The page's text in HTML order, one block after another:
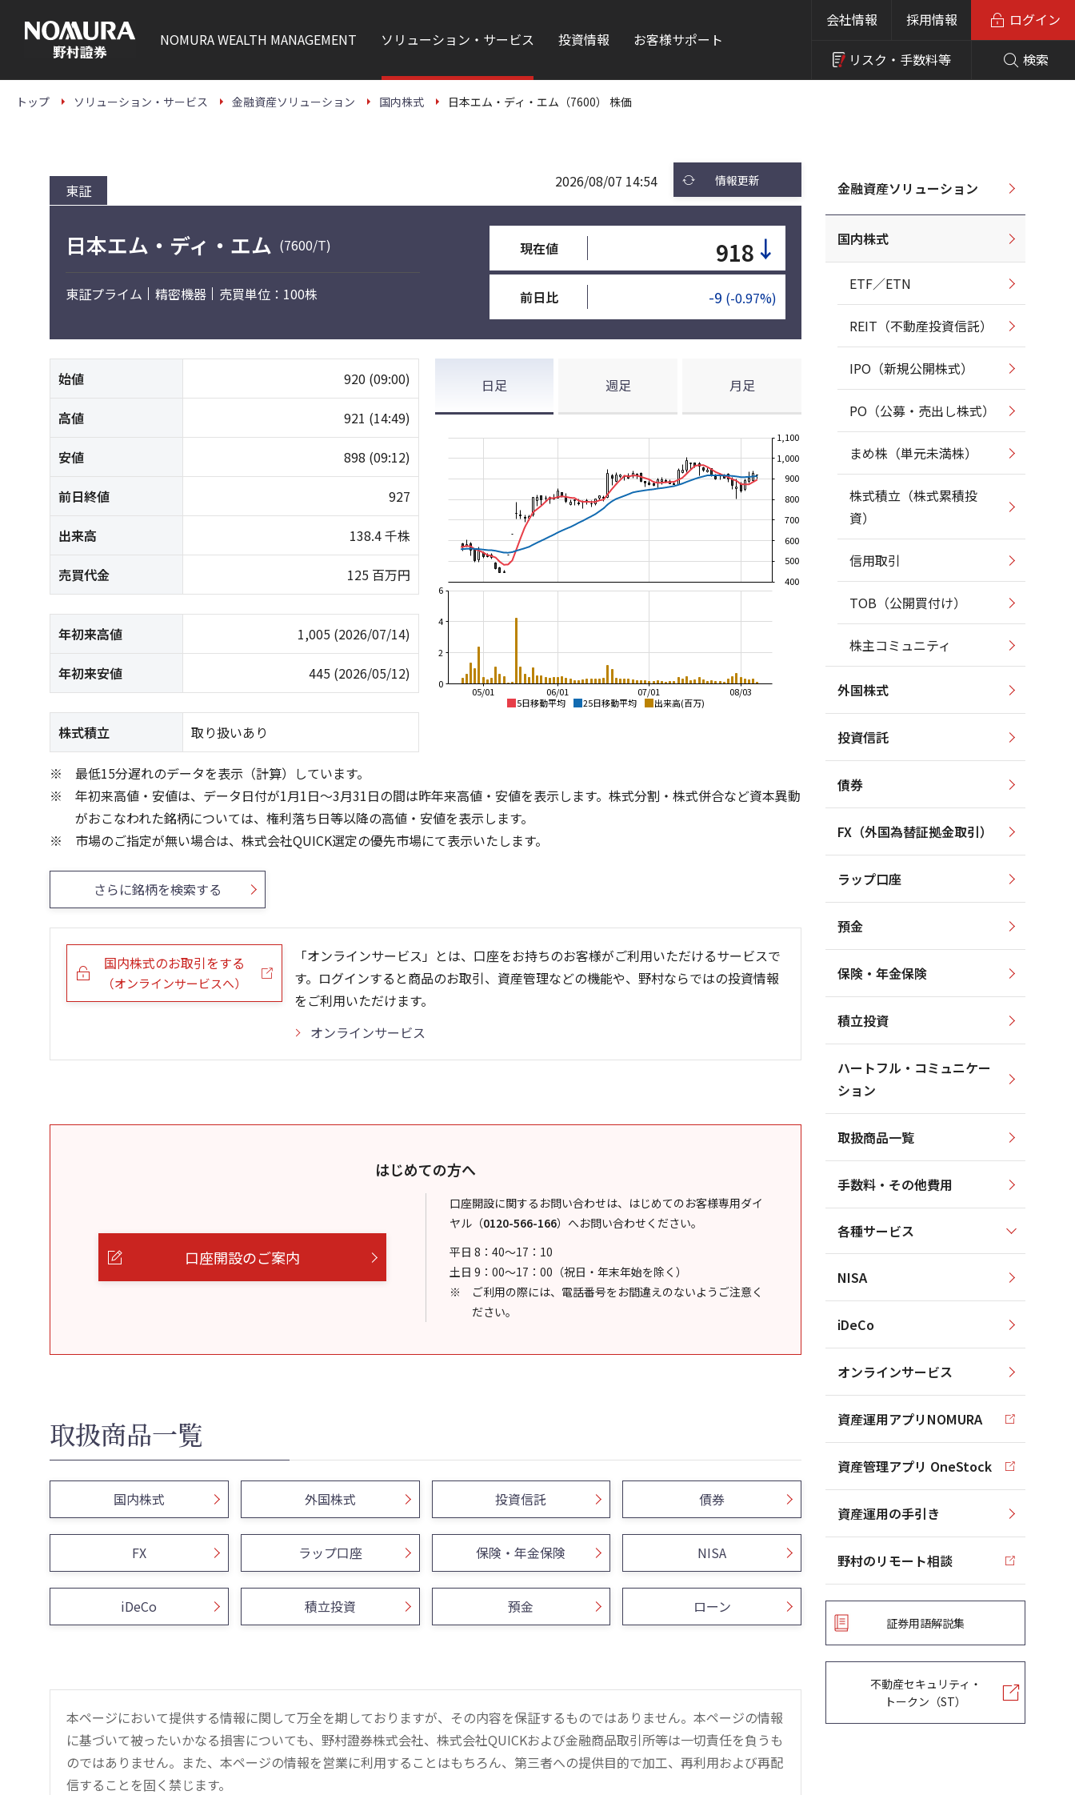
本
NOMURAWEALTH MANAGEMENT ソリューション・サービス 投資情報 お客様サポート
会社情報 採用情報
リスク・ 手数料等 検索
ログイン
トップ ソリューション・サービス 金融資産ソリューション 国内株式 日本エム・ディ・エム（7600） 株価
東証 2026/08/07 14:54 情報更新
日本エム・ディ・エム (7600/T)
東証プライム 精密機器 売買単位：100株
現在値 918 ↓
前日比 -9 (-0.97%)
始値 920 (09:00)
高値 921 (14:49)
安値 898 (09:12)
前日終値 927
出来高 138.4 千株
売買代金 125 百万円
年初来高値 1,005 (2026/07/14)
年初来安値 445 (2026/05/12)
株式積立 取り扱いあり
日足 週足 月足
5日移動平均 25日移動平均 出来高(百万)
08/03
07/01
06/01
05/01
400
500
600
700
800
900
1,000
1,100
0
2
4
6
800
0
500
0
200
最低15分遅れのデータを表示（計算）しています。
年初来高値・安値は、データ日付が1月1日～3月31日の間は昨年来高値・安値を表示します。株式分割・株式併合など資本異動
がおこなわれた銘柄については、権利落ち日等以降の高値・安値を表示します。
市場のご指定が無い場合は、株式会社QUICK選定の優先市場にて表示いたします。
さらに銘柄を検索する
国内株式のお取引をする
（オンラインサービスへ）
「オンラインサービス」とは、口座をお持ちのお客様がご利用いただけるサービスで
す。ログインすると商品のお取引、資産管理などの機能や、野村ならではの投資情報
をご利用いただけます。
オンラインサービス
はじめての方へ
口座開設のご案内
口座開設に関するお問い合わせは、はじめてのお客様専用ダイ
ヤル （0120-566-166） へお問い合わせください。
平日 8：40～17：10
土日 9：00～17：00（祝日・年末年始を除く）
ご利用の際には、電話番号をお間違えのないようご注意く
ださい。
取扱商品一覧
国内株式 外国株式 投資信託 債券
FX ラップ口座 保険・年金保険 NISA
iDeCo 積立投資 預金 ローン
本ページにおいて提供する情報に関して万全を期しておりますが、その内容を保証するものではありません。本ページの情報
に基づいて被ったいかなる損害についても、野村證券株式会社、株式会社QUICKおよび金融商品取引所等は一切責任を負うも
のではありません。また、本ページの情報を営業に利用することはもちろん、第三者への提供目的で加工、再利用および再配
信することを固く禁じます。
金融資産ソリューション
国内株式
ETF／ETN
REIT（不動産投資信託）
IPO（新規公開株式）
PO（公募・売出し株式）
まめ株（単元未満株）
株式積立（株式累積投
資）
信用取引
TOB（公開買付け）
株主コミュニティ
外国株式
投資信託
債券
FX（外国為替証拠金取引）
ラップ口座
預金
保険・年金保険
積立投資
ハートフル・コミュニケー
ション
取扱商品一覧
手数料・その他費用
各種サービス
NISA
iDeCo
オンラインサービス
資産運用アプリNOMURA
資産管理アプリ OneStock
資産運用の手引き
野村のリモート相談
証券用語解説集
不動産セキュリティ・
トークン（ST）